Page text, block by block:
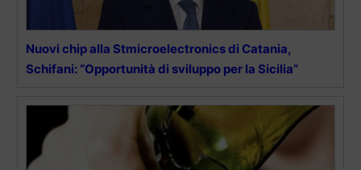
Nuovi chip alla Stmicroelectronics di Catania,
Schifani: “Opportunità di sviluppo per la Sicilia”